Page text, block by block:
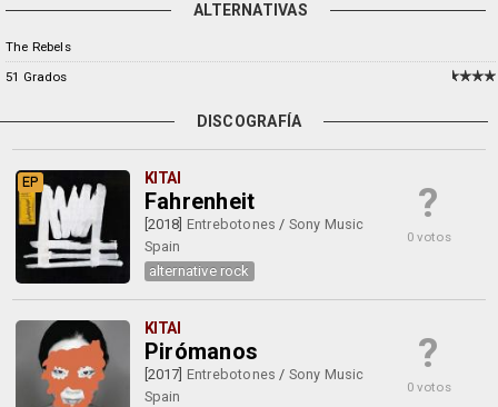
ALTERNATIVAS
The Rebels
51 Grados
DISCOGRAFÍA
EP KITAI
Fahrenheit
[2018] Entrebotones / Sony Music
Spain
alternative rock
?
0 votos
KITAI
Pirómanos
[2017] Entrebotones / Sony Music
Spain
?
0 votos